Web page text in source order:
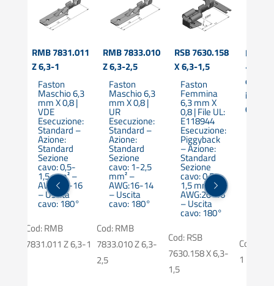
RMB 7831.011
Z 6,3-1
Faston
Maschio 6,3
mm X 0,8 |
VDE
Esecuzione:
Standard –
Azione:
Standard
Sezione
cavo: 0,5-
1,5 mm² –
AWG:20-16
– Uscita
cavo: 180°
Cod: RMB
7831.011 Z 6,3-1
RMB 7833.010
Z 6,3-2,5
Faston
Maschio 6,3
mm X 0,8 |
UR
Esecuzione:
Standard –
Azione:
Standard
Sezione
cavo: 1-2,5
mm² –
AWG:16-14
– Uscita
cavo: 180°
Cod: RMB
7833.010 Z 6,3-
2,5
RSB 7630.158
X 6,3-1,5
Faston
Femmina
6,3 mm X
0,8 | File UL:
E118944
Esecuzione:
Piggyback
– Azione:
Standard
Sezione
cavo: 0,5-
1,5 mm² –
AWG:20-16
– Uscita
cavo: 180°
Cod: RSB
7630.158 X 6,3-
1,5
RSVP
–
6.3
Cod:
1